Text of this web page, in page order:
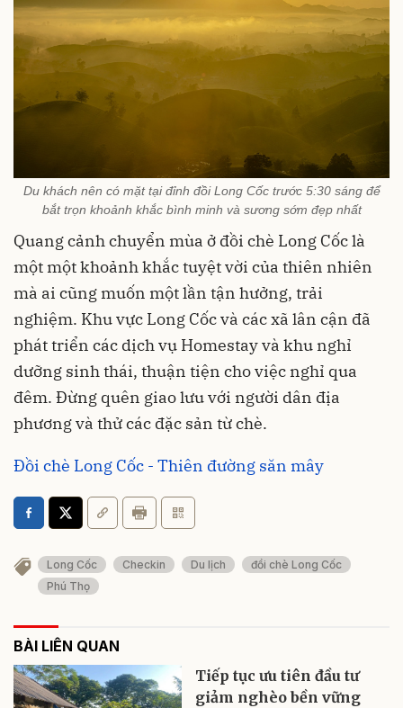
Du khách nên có mặt tại đỉnh đồi Long Cốc trước 5:30 sáng để
bắt trọn khoảnh khắc bình minh và sương sớm đẹp nhất
Quang cảnh chuyển mùa ở đồi chè Long Cốc là
một một khoảnh khắc tuyệt vời của thiên nhiên
mà ai cũng muốn một lần tận hưởng, trải
nghiệm. Khu vực Long Cốc và các xã lân cận đã
phát triển các dịch vụ Homestay và khu nghỉ
dưỡng sinh thái, thuận tiện cho việc nghỉ qua
đêm. Đừng quên giao lưu với người dân địa
phương và thử các đặc sản từ chè.
Đồi chè Long Cốc - Thiên đường săn mây
Long Cốc Checkin Du lịch
đồi chè Long Cốc
Phú Thọ
BÀI LIÊN QUAN
Tiếp tục ưu tiên đầu tư
giảm nghèo bền vững